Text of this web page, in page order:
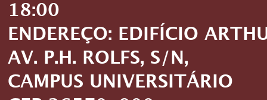
18:00
ENDEREÇO: EDIFÍCIO
AV. P.H. ROLFS, S/N,
CAMPUS UNIVERSITÁRIO